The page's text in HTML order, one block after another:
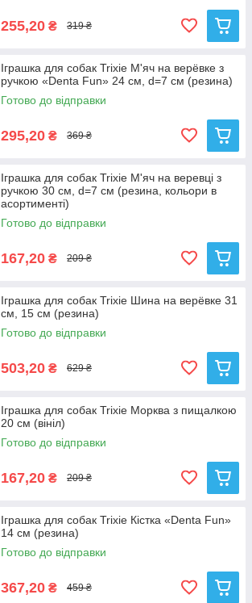
255,20 ₴ 319 ₴
Іграшка для собак Trixie М'яч на верёвке з
ручкою «Denta Fun» 24 см, d=7 см (резина)
Готово до відправки
295,20 ₴ 369 ₴
Іграшка для собак Trixie М'яч на веревці з
ручкою 30 см, d=7 см (резина, кольори в
асортименті)
Готово до відправки
167,20 ₴ 209 ₴
Іграшка для собак Trixie Шина на верёвке 31
см, 15 см (резина)
Готово до відправки
503,20 ₴ 629 ₴
Іграшка для собак Trixie Морква з пищалкою
20 см (вініл)
Готово до відправки
167,20 ₴ 209 ₴
Іграшка для собак Trixie Кістка «Denta Fun»
14 см (резина)
Готово до відправки
367,20 ₴ 459 ₴